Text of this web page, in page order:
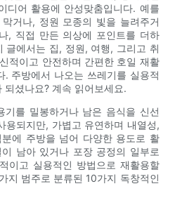
디어 활용에 안성맞춤입니다. 예를
거나, 정원 모종의 빛을 늘려주거
, 직접 만든 의상에 포인트를 더하
글에서는 집, 정원, 여행, 그리고 취
적이고 안전하며 간편한 호일 재활
. 주방에서 나오는 쓰레기를 실용적
셨나요? 계속 읽어보세요.
기를 밀봉하거나 남은 음식을 신선
용되지만, 가볍고 유연하며 내열성,
에 주방을 넘어 다양한 용도로 활
남아 있거나 포장 공정의 일부로
이고 실용적인 방법으로 재활용할
지 범주로 분류된 10가지 독창적인